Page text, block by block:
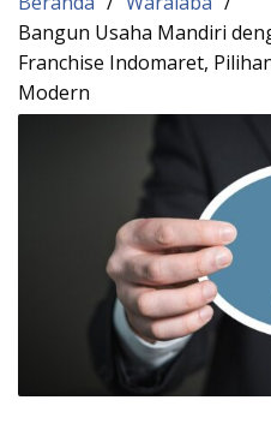
Bangun Usaha Mandiri
Franchise Indomaret,
Modern